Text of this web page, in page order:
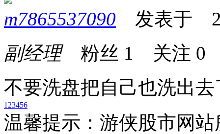
m7865537090 发表于
副经理粉丝 1 关注 0
不要洗盘把自己也洗出去
123456
温馨提示：游侠股市网